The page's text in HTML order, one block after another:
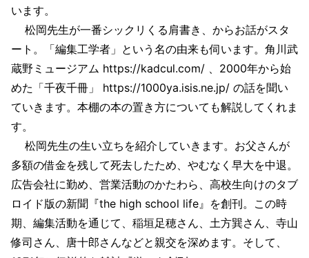
います。
松岡先生が一番シックリくる肩書き、からお話がスタ
ート。「編集工学者」という名の由来も伺います。角川武
蔵野ミュージアム https://kadcul.com/ 、2000年から始
めた「千夜千冊」 https://1000ya.isis.ne.jp/ の話を聞い
ていきます。本棚の本の置き方についても解説してくれま
す。
松岡先生の生い立ちを紹介していきます。お父さんが
多額の借金を残して死去したため、やむなく早大を中退。
広告会社に勤め、営業活動のかたわら、高校生向けのタブ
ロイド版の新聞『the high school life』を創刊。この時
期、編集活動を通じて、稲垣足穂さん、土方巽さん、寺山
修司さん、唐十郎さんなどと親交を深めます。そして、